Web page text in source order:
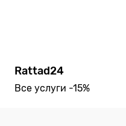
Rattad24
Все услуги -15%